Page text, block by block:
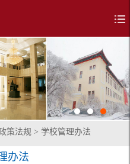
策法规 > 学校管理办法
办法